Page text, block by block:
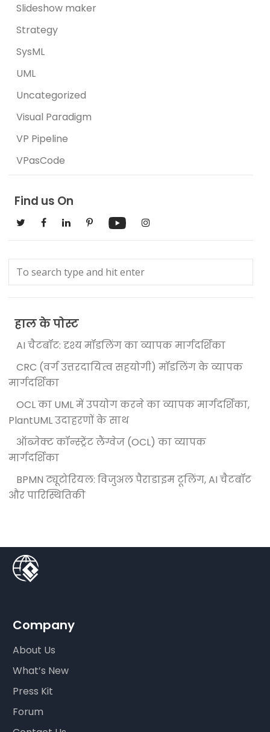
Slideshow maker
Strategy
SysML
UML
Uncategorized
Visual Paradigm
VP Pipeline
VPasCode
Find us On
हाल के पोस्ट
AI चैटबॉट: दृश्य मॉडलिंग का व्यापक मार्गदर्शिका
CRC (वर्ग उत्तरदायित्व सहयोगी) मॉडलिंग के व्यापक
मार्गदर्शिका
OCL का UML में उपयोग करने का व्यापक मार्गदर्शिका,
PlantUML उदाहरणों के साथ
ऑब्जेक्ट कॉन्स्ट्रेंट लैंग्वेज (OCL) का व्यापक
मार्गदर्शिका
BPMN ट्यूटोरियल: विजुअल पैराडाइम टूलिंग, AI चैटबॉट
और पारिस्थितिकी
Company
About Us
What’s New
Press Kit
Forum